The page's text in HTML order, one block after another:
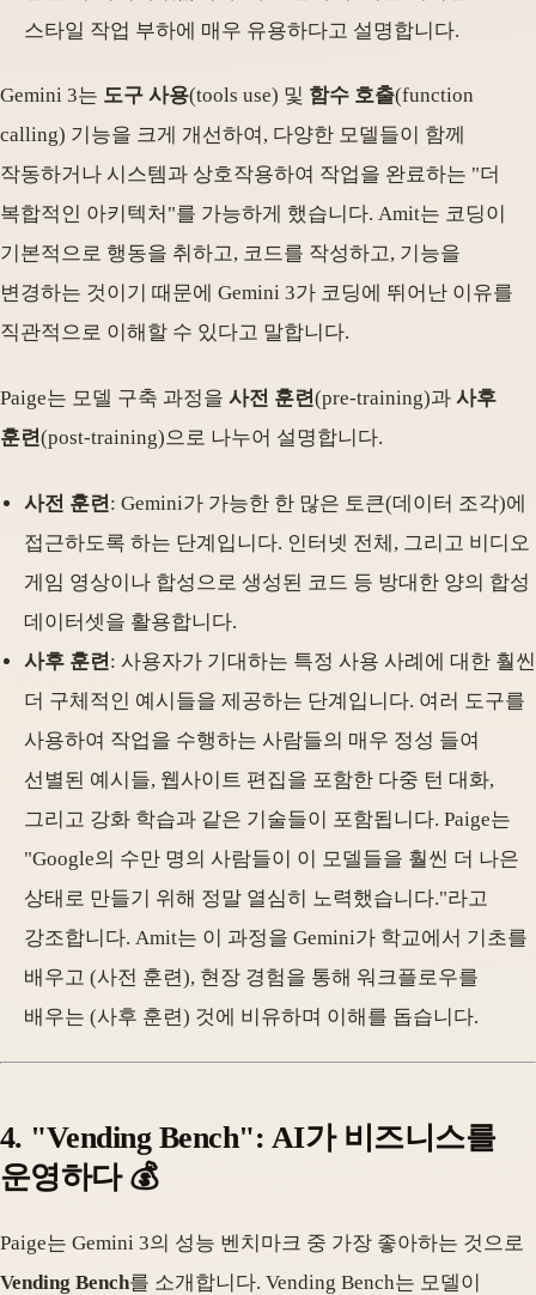
스타일 작업 부하에 매우 유용하다고 설명합니다.
Gemini 3는 도구 사용(tools use) 및 함수 호출(function
calling) 기능을 크게 개선하여, 다양한 모델들이 함께
작동하거나 시스템과 상호작용하여 작업을 완료하는 "더
복합적인 아키텍처"를 가능하게 했습니다. Amit는 코딩이
기본적으로 행동을 취하고, 코드를 작성하고, 기능을
변경하는 것이기 때문에 Gemini 3가 코딩에 뛰어난 이유를
직관적으로 이해할 수 있다고 말합니다.
Paige는 모델 구축 과정을 사전 훈련(pre-training)과 사후
훈련(post-training)으로 나누어 설명합니다.
사전 훈련 : Gemini가 가능한 한 많은 토큰(데이터 조각)에
접근하도록 하는 단계입니다. 인터넷 전체, 그리고 비디오
게임 영상이나 합성으로 생성된 코드 등 방대한 양의 합성
데이터셋을 활용합니다.
사후 훈련 : 사용자가 기대하는 특정 사용 사례에 대한 훨씬
더 구체적인 예시들을 제공하는 단계입니다. 여러 도구를
사용하여 작업을 수행하는 사람들의 매우 정성 들여
선별된 예시들, 웹사이트 편집을 포함한 다중 턴 대화,
그리고 강화 학습과 같은 기술들이 포함됩니다. Paige는
"Google의 수만 명의 사람들이 이 모델들을 훨씬 더 나은
상태로 만들기 위해 정말 열심히 노력했습니다."라고
강조합니다. Amit는 이 과정을 Gemini가 학교에서 기초를
배우고 (사전 훈련), 현장 경험을 통해 워크플로우를
배우는 (사후 훈련) 것에 비유하며 이해를 돕습니다.
4. "Vending Bench": AI가 비즈니스를
운영하다 💰
Paige는 Gemini 3의 성능 벤치마크 중 가장 좋아하는 것으로
Vending Bench를 소개합니다. Vending Bench는 모델이